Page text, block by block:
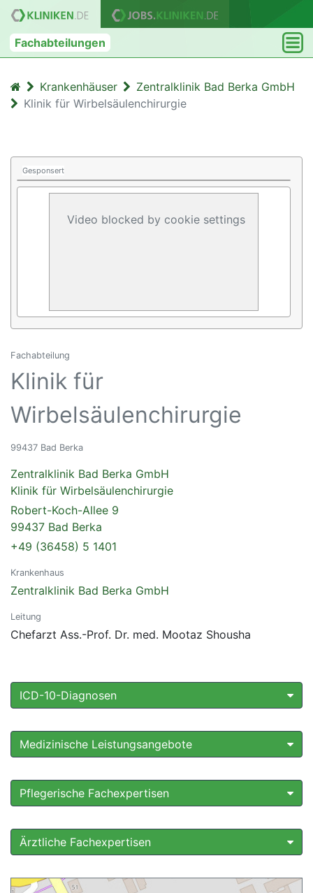
Fachabteilungen
Krankenhäuser
Zentralklinik Bad Berka GmbH
Klinik für Wirbelsäulenchirurgie
Gesponsert
Video blocked by cookie settings
Fachabteilung
Klinik für
Wirbelsäulenchirurgie
99437 Bad Berka
Zentralklinik Bad Berka GmbH
Klinik für Wirbelsäulenchirurgie
Robert-Koch-Allee 9
99437 Bad Berka
+49 (36458) 5 1401
Krankenhaus
Zentralklinik Bad Berka GmbH
Leitung
Chefarzt Ass.-Prof. Dr. med. Mootaz Shousha
ICD-10-Diagnosen
Medizinische Leistungsangebote
Pflegerische Fachexpertisen
Ärztliche Fachexpertisen